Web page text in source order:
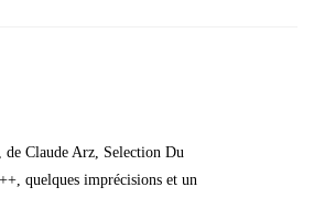
, de Claude Arz, Selec­tion Du
quelques impré­ci­sions et un